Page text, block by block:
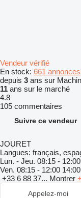
Vendeur vérifié
En stock: 661 annonces
depuis 3 ans sur
11 ans sur le marché
4.8
105 commentaires
Suivre ce vendeur
JOURET
Langues: français,
Lun. - Jeu. 08:15 -
Ven. 08:15 - 12:00
+33 6 88 37... Montrer
Appelez-moi